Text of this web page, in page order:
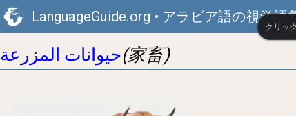
LanguageGuide.org • アラビア語の視覚語
حيوانات المزرعة(家畜)
クリッ